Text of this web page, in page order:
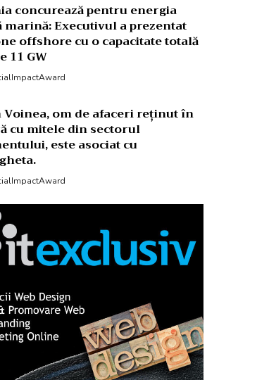
concurează pentru energia
marină: Executivul a prezentat
offshore cu o capacitate totală
11 GW
om de afaceri reținut în
cu mitele din sectorul
este asociat cu